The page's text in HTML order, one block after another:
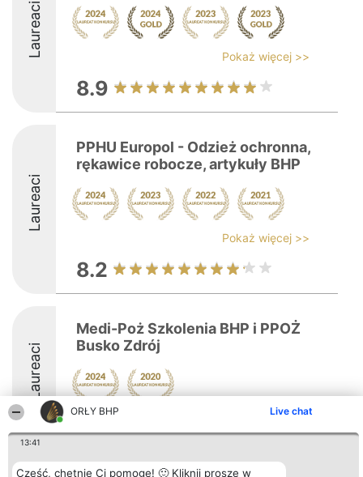
ORŁY BHP Live chat
13:41
Cześć, chętnie Ci pomogę! 🙂 Kliknij proszę w
Laureaci Pokaż więcej >>
8.9
Laureaci
PPHU Europol - Odzież ochronna,
rękawice robocze, artykuły BHP
Pokaż więcej >>
8.2
Laureaci
Medi-Poż Szkolenia BHP i PPOŻ
Busko Zdrój
8.1